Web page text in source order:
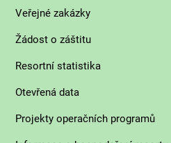
Veřejné zakázky
Žádost o záštitu
Resortní statistika
Otevřená data
Projekty operačních programů